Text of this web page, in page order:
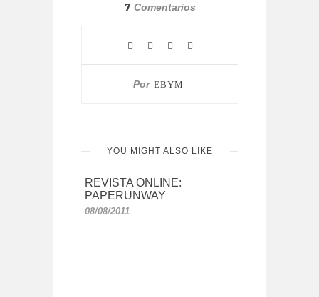
7 Comentarios
Por EBYM
YOU MIGHT ALSO LIKE
REVISTA ONLINE:
PAPERUNWAY
08/08/2011